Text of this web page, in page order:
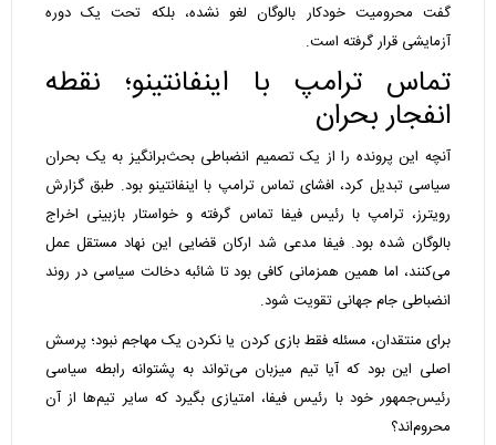
گفت محرومیت خودکار بالوگان لغو نشده، بلکه تحت یک دوره
آزمایشی قرار گرفته است.
تماس ترامپ با اینفانتینو؛ نقطه
انفجار بحران
آنچه این پرونده را از یک تصمیم انضباطی بحث‌برانگیز به یک بحران
سیاسی تبدیل کرد، افشای تماس ترامپ با اینفانتینو بود. طبق گزارش
رویترز، ترامپ با رئیس فیفا تماس گرفته و خواستار بازبینی اخراج
بالوگان شده بود. فیفا مدعی شد ارکان قضایی این نهاد مستقل عمل
می‌کنند، اما همین همزمانی کافی بود تا شائبه دخالت سیاسی در روند
انضباطی جام جهانی تقویت شود.
برای منتقدان، مسئله فقط بازی کردن یا نکردن یک مهاجم نبود؛ پرسش
اصلی این بود که آیا تیم میزبان می‌تواند به پشتوانه رابطه سیاسی
رئیس‌جمهور خود با رئیس فیفا، امتیازی بگیرد که سایر تیم‌ها از آن
محروم‌اند؟